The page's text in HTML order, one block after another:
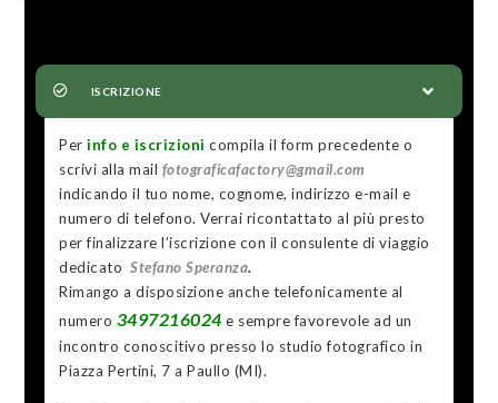
ISCRIZIONE
Perinfo e iscrizioni compila il form precedente o
scrivi alla mail fotograficafactory@gmail.com
indicando il tuo nome, cognome, indirizzo e-mail e
numero di telefono. Verrai ricontattato al più presto
per finalizzare l’iscrizione con il consulente di viaggio
dedicato Stefano Speranza.
Rimango a disposizione anche telefonicamente al
numero 3497216024e sempre favorevole ad un
incontro conoscitivo presso lo studio fotografico in
Piazza Pertini, 7 a Paullo (MI).